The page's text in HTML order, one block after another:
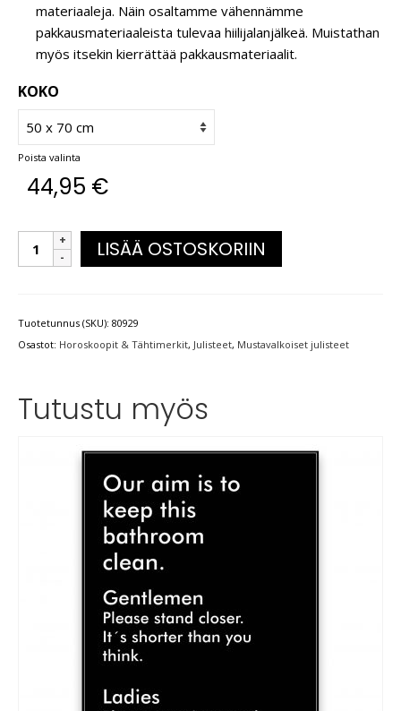
materiaaleja. Näin osaltamme vähennämme
pakkausmateriaaleista tulevaa hiilijalanjälkeä. Muistathan
myös itsekin kierrättää pakkausmateriaalit.
KOKO
Poista valinta
44,95 €
LISÄÄ OSTOSKORIIN
Tuotetunnus (SKU): 80929
Osastot: Horoskoopit & Tähtimerkit, Julisteet, Mustavalkoiset julisteet
Tutustu myös